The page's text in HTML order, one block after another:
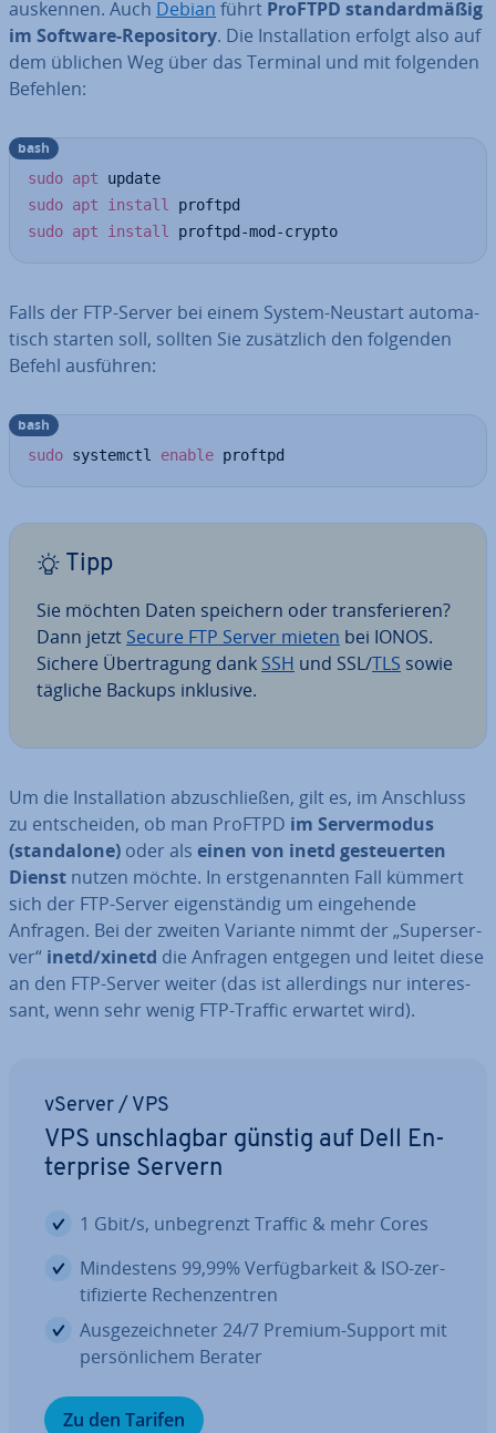
auskennen. Auch Debian führt ProFTPD stan­dard­mä­ßig
im Software-Re­po­si­to­ry. Die In­stal­la­ti­on erfolgt also auf
dem üblichen Weg über das Terminal und mit folgenden
Befehlen:
sudo apt
sudo apt install
sudo apt install proftpd-mod-crypto
bash
Falls der FTP-Server bei einem System-Neustart au­to­ma­
tisch starten soll, sollten Sie zu­sätz­lich den folgenden
Befehl ausführen:
sudo systemctl enable proftpd
bash
Tipp
Sie möchten Daten speichern oder trans­fe­rie­ren?
Dann jetzt Secure FTP Server mieten bei IONOS.
Sichere Über­tra­gung dank SSH und SSL/TLS sowie
tägliche Backups inklusive.
Um die In­stal­la­ti­on ab­zu­schlie­ßen, gilt es, im Anschluss
zu ent­schei­den, ob man ProFTPD im Ser­ver­mo­dus
(stan­da­lo­ne) oder als einen von inetd ge­steu­er­ten
Dienst nutzen möchte. In erst­ge­nann­ten Fall kümmert
sich der FTP-Server ei­gen­stän­dig um ein­ge­hen­de
Anfragen. Bei der zweiten Variante nimmt der „Su­per­ser­
ver“ inetd/xinetd die Anfragen entgegen und leitet diese
an den FTP-Server weiter (das ist al­ler­dings nur in­ter­es­
sant, wenn sehr wenig FTP-Traffic erwartet wird).
vServer / VPS
VPS un­schlag­bar günstig auf Dell En­
ter­pri­se Servern
1 Gbit/s, un­be­grenzt Traffic & mehr Cores
Min­des­tens 99,99% Ver­füg­bar­keit & ISO-zer­
ti­fi­zier­te Re­chen­zen­tren
Aus­ge­zeich­ne­ter 24/7 Premium-Support mit
per­sön­li­chem Berater
Zu den Tarifen